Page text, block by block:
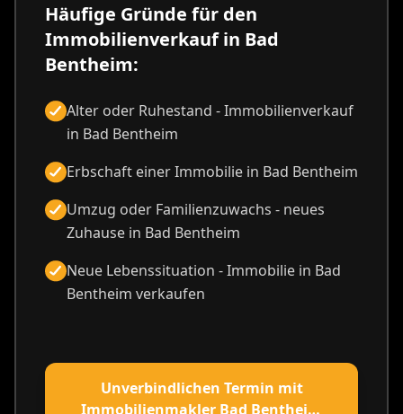
Häufige Gründe für den
Immobilienverkauf in Bad
Bentheim:
Alter oder Ruhestand - Immobilienverkauf
in Bad Bentheim
Erbschaft einer Immobilie in Bad Bentheim
Umzug oder Familienzuwachs - neues
Zuhause in Bad Bentheim
Neue Lebenssituation - Immobilie in Bad
Bentheim verkaufen
Unverbindlichen Termin mit
Immobilienmakler Bad Bentheim